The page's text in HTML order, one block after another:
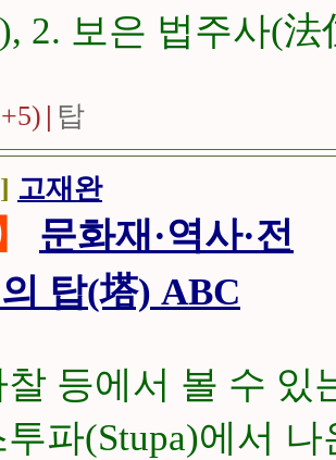
2. 보은 법주사(
익산 미륵사지 석
...
| 탑
고재완
문화재·역사·전
탑(塔) ABC
등에서 볼 수 있
파(Stupa)에서